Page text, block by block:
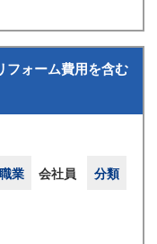
フォーム費用を含む
業 会社員
分類